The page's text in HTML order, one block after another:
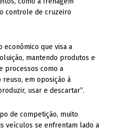
controle de cruzeiro
econômico que visa a
mantendo produtos e
processos como a
em oposição à
usar e descartar”.
de competição, muito
veículos se enfrentam lado a